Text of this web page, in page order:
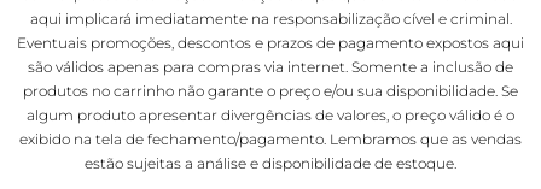
aqui implicará imediatamente na responsabilização cível e criminal.
Eventuais promoções, descontos e prazos de pagamento expostos aqui
são válidos apenas para compras via internet. Somente a inclusão de
produtos no carrinho não garante o preço e/ou sua disponibilidade. Se
algum produto apresentar divergências de valores, o preço válido é o
exibido na tela de fechamento/pagamento. Lembramos que as vendas
estão sujeitas a análise e disponibilidade de estoque.